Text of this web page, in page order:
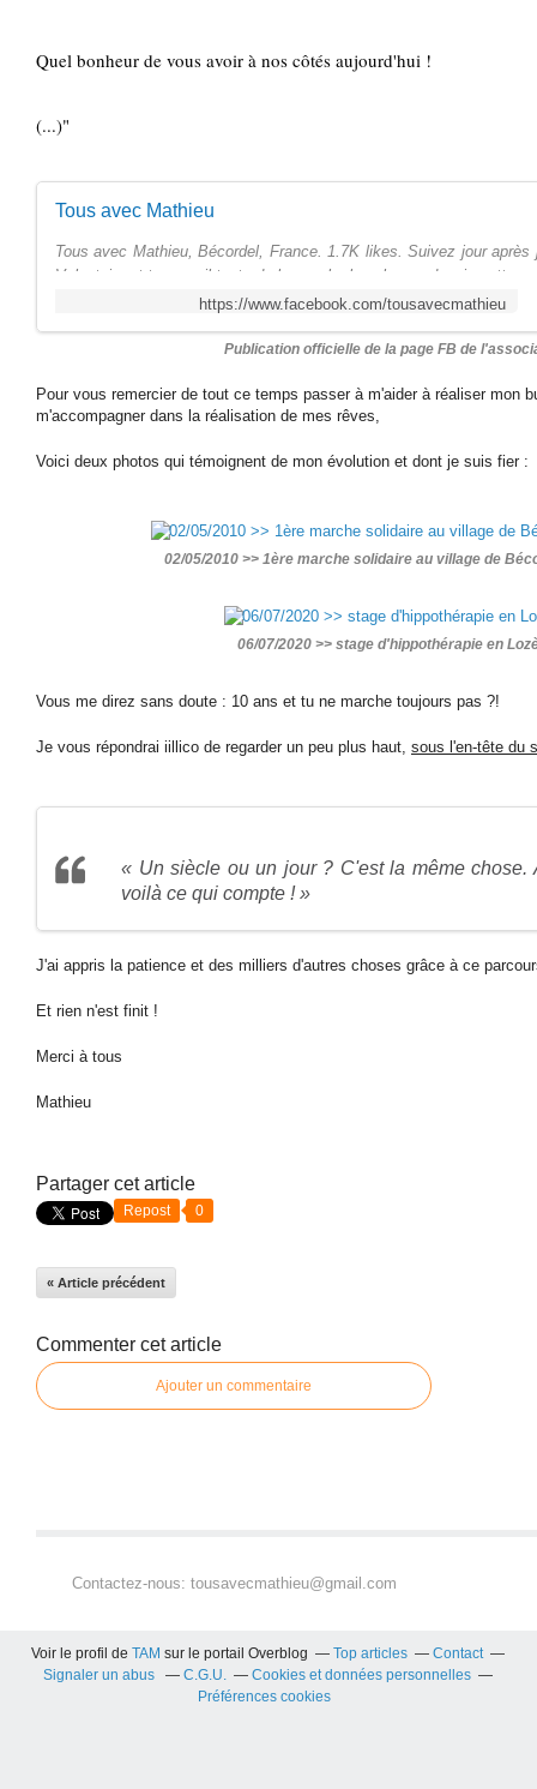
Quel bonheur de vous avoir à nos côtés aujourd'hui !
(...)"
Tous avec Mathieu
Tous avec Mathieu, Bécordel, France. 1.7K likes. Suivez jour
Volontaire et tenace, il tente de bousculer les choses depuis cette
https://www.facebook.com/tousavecmathieu
Publication officielle de la page FB de
Pour vous remercier de tout ce temps passer à m'aider à réaliser mon
m'accompagner dans la réalisation de mes rêves,
Voici deux photos qui témoignent de mon évolution et dont je suis fier :
02/05/2010 >> 1ère marche solidaire au village de
06/07/2020 >> stage d'hippothérapie en
Vous me direz sans doute : 10 ans et tu ne marche toujours pas ?!
Je vous répondrai iillico de regarder un peu plus haut, sous l'en-tête du
« Un siècle ou un jour ? C'est la même chose.
voilà ce qui compte ! »
J'ai appris la patience et des milliers d'autres choses grâce à ce
Et rien n'est finit !
Merci à tous
Mathieu
Partager cet article
Repost 0
« Article précédent
Commenter cet article
Ajouter un commentaire
Contactez-nous: tousavecmathieu@gmail.com
Voir le profil deTAM sur le portail Overblog Top articles
Contact
Signaler un abus
C.G.U.
Cookies et données personnelles
Préférences cookies